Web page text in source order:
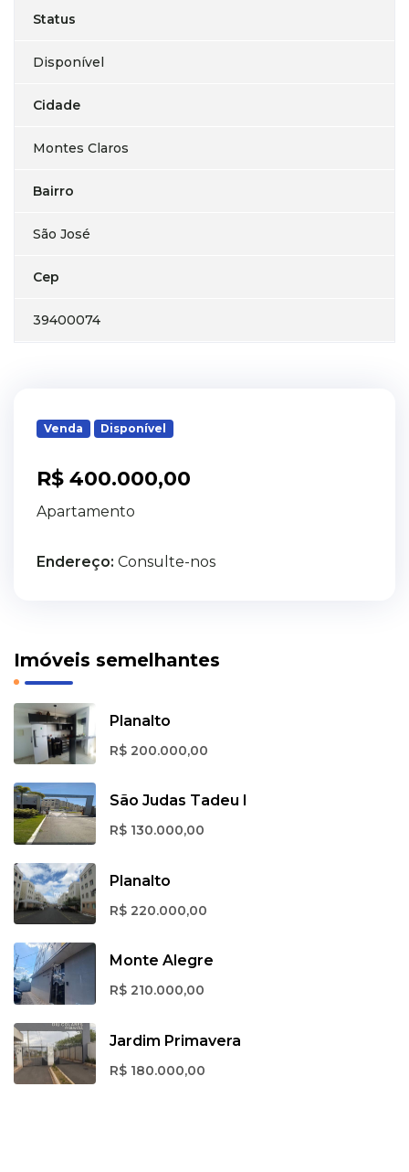
Status
Disponível
Cidade
Montes Claros
Bairro
São José
Cep
39400074
Venda Disponível
R$ 400.000,00
Apartamento
Endereço: Consulte-nos
Imóveis semelhantes
Planalto
R$ 200.000,00
São Judas Tadeu I
R$ 130.000,00
Planalto
R$ 220.000,00
Monte Alegre
R$ 210.000,00
Jardim Primavera
R$ 180.000,00